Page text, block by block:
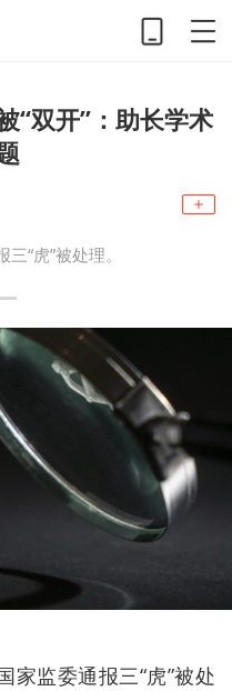
“双开”：助长学术
“虎”被处理。
家监委通报三“虎”被处